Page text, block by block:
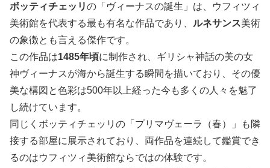
ボッティチェッリの「ヴィーナスの誕生」は、ウフィツィ
美術館を代表する最も有名な作品であり、 ルネサンス美術
の象徴とも言える傑作です。
この作品は1485年頃に制作され、ギリシャ神話の美の女
神ヴィーナスが海から誕生する瞬間を描いており、その優
美な構図と色彩は500年以上経った今も多くの人々を魅了
し続けています。
同じくボッティチェッリの「プリマヴェーラ（春）」も隣
接する部屋に展示されており、両作品を連続して鑑賞でき
るのはウフィツィ美術館ならではの体験です。